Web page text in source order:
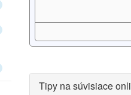
Tipy na súvisiace